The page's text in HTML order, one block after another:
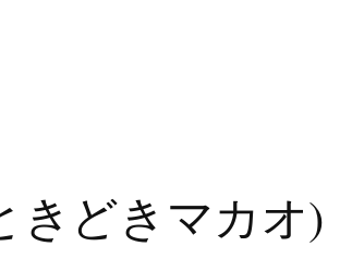
きどきマカオ)